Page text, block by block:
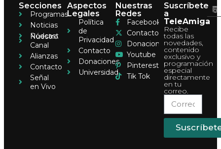
Secciones
Programas
Noticias
Pódcast
Nuestro
Canal
Alianzas
Contacto
Señal
en Vivo
Aspectos
Legales
Política
de
Privacidad
Contacto
Donaciones
Universidad
Nuestras
Redes
Facebook
Contacto
Donaciones
Youtube
Pinterest
Tik Tok
Suscríbete
a
TeleAmiga
Recibe
todas las
novedades,
contenido
exclusivo y
programación
especial
directamente
en tu
correo.